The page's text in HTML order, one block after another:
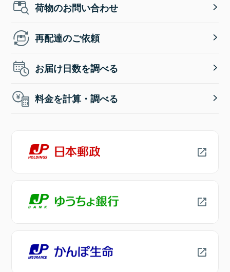
荷物のお問い合わせ
再配達のご依頼
お届け日数を調べる
料金を計算・調べる